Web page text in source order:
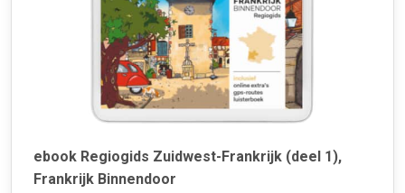
ebook Regiogids Zuidwest-Frankrijk (deel 1),
Frankrijk Binnendoor